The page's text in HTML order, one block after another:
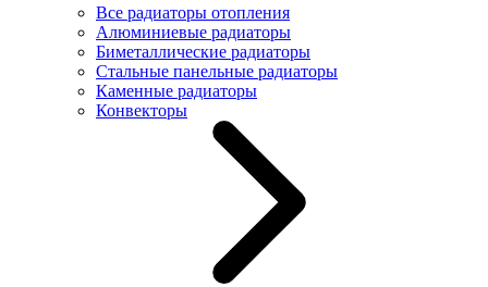
Все радиаторы отопления
Алюминиевые радиаторы
Биметаллические радиаторы
Стальные панельные радиаторы
Каменные радиаторы
Конвекторы